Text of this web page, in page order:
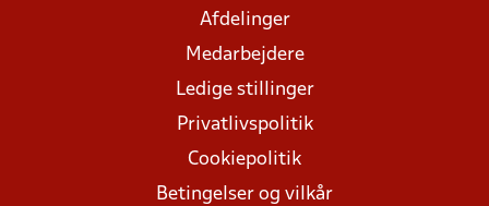
Afdelinger
Medarbejdere
Ledige stillinger
Privatlivspolitik
Cookiepolitik
Betingelser og vilkår